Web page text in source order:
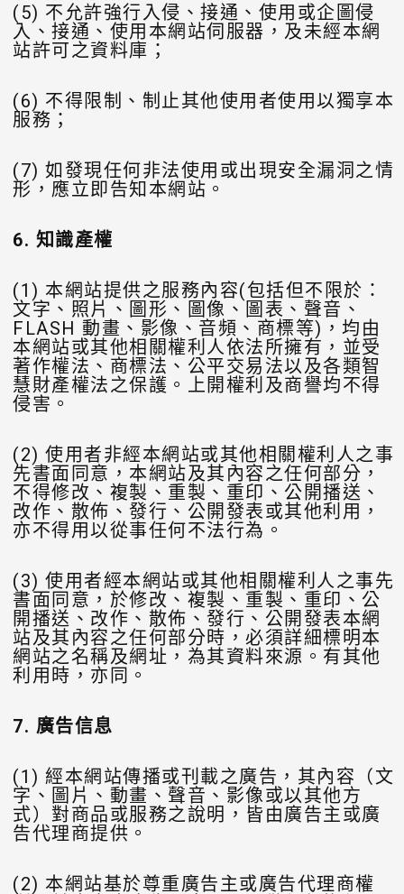
(5) 不允許強行入侵、接通、使用或企圖侵
入、接通、使用本網站伺服器，及未經本網
站許可之資料庫；
(6) 不得限制、制止其他使用者使用以獨享本
服務；
(7) 如發現任何非法使用或出現安全漏洞之情
形，應立即告知本網站。
6. 知識產權
(1) 本網站提供之服務內容(包括但不限於：
文字、照片、圖形、圖像、圖表、聲音、
FLASH 動畫、影像、音頻、商標等)，均由
本網站或其他相關權利人依法所擁有，並受
著作權法、商標法、公平交易法以及各類智
慧財產權法之保護。上開權利及商譽均不得
侵害。
(2) 使用者非經本網站或其他相關權利人之事
先書面同意，本網站及其內容之任何部分，
不得修改、複製、重製、重印、公開播送、
改作、散佈、發行、公開發表或其他利用，
亦不得用以從事任何不法行為。
(3) 使用者經本網站或其他相關權利人之事先
書面同意，於修改、複製、重製、重印、公
開播送、改作、散佈、發行、公開發表本網
站及其內容之任何部分時，必須詳細標明本
網站之名稱及網址，為其資料來源。有其他
利用時，亦同。
7. 廣告信息
(1) 經本網站傳播或刊載之廣告，其內容（文
字、圖片、動畫、聲音、影像或以其他方
式）對商品或服務之說明，皆由廣告主或廣
告代理商提供。
(2) 本網站基於尊重廣告主或廣告代理商權